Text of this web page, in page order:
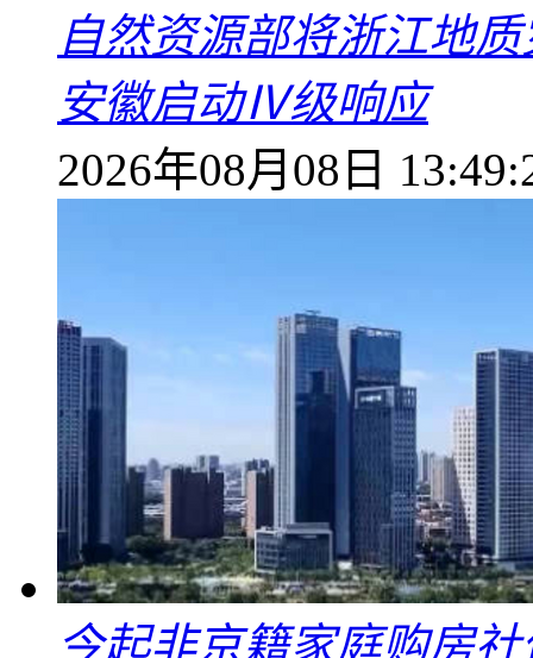
自然资源部将浙江地
安徽启动Ⅳ级响应
2026年08月08日
今起非京籍家庭购房